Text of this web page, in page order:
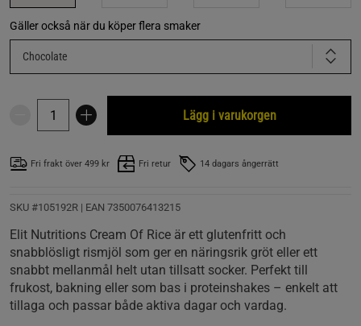
Gäller också när du köper flera smaker
Chocolate
Lägg i varukorgen
Fri frakt över 499 kr Fri retur 14 dagars ångerrätt
SKU #105192R | EAN 7350076413215
Elit Nutritions Cream Of Rice är ett glutenfritt och
snabblösligt rismjöl som ger en näringsrik gröt eller ett
snabbt mellanmål helt utan tillsatt socker. Perfekt till
frukost, bakning eller som bas i proteinshakes – enkelt att
tillaga och passar både aktiva dagar och vardag.